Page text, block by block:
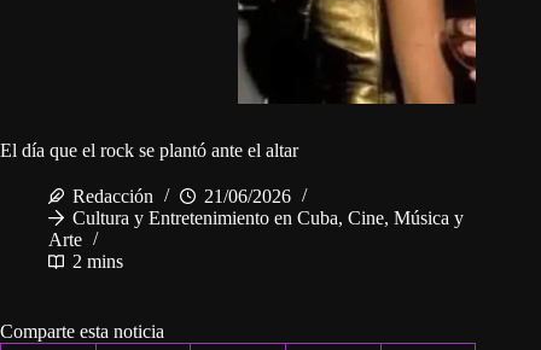
El día que el rock se plantó ante el altar
Redacción
21/06/2026
Cultura y Entretenimiento en Cuba, Cine, Música y
Arte
2 mins
Comparte esta noticia